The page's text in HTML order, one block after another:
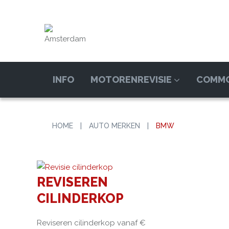
Amsterdam
INFO MOTORENREVISIE
HOME AUTO MERKEN BMW
REVISEREN
CILINDERKOP
Reviseren cilinderkop vanaf €